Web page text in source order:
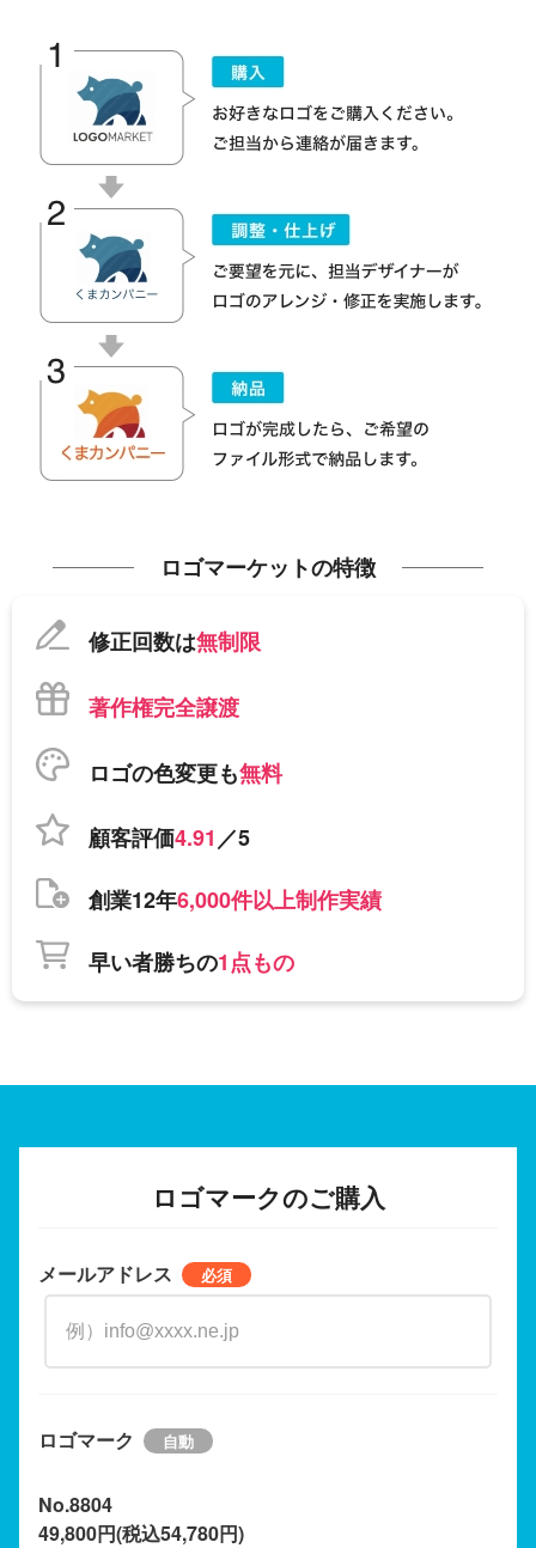
ロゴマーケットの特徴
修正回数は無制限
著作権完全譲渡
ロゴの色変更も無料
顧客評価4.91／5
創業12年6,000件以上制作実績
早い者勝ちの1点もの
ロゴマークのご購入
メールアドレス
ロゴマーク
No.8804
49,800円(税込54,780円)